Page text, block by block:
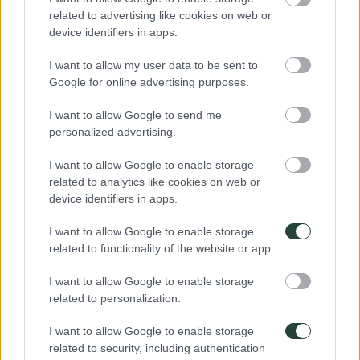
related to advertising like cookies on web or
device identifiers in apps.
I want to allow my user data to be sent to
Google for online advertising purposes.
I want to allow Google to send me
personalized advertising.
I want to allow Google to enable storage
related to analytics like cookies on web or
device identifiers in apps.
I want to allow Google to enable storage
related to functionality of the website or app.
I want to allow Google to enable storage
related to personalization.
I want to allow Google to enable storage
related to security, including authentication
mejor opción siempre es caminar; dejar la guía en casa y callejear sin
miedo a perdernos, parando cuando nos apetezca y preguntando a
los locales por los sitios más interesantes. También podemos alquilar
largas, es preferible usar el transporte público en vez de un coche
privado. Así podremos admirar mejor el paisaje y hacer unturismo
más responsable.
una parada en cualquier pueblo agradable que encuentres en tu ruta.
Y si el tren o el autobús que esperas se retrasan, ¡aprovecha la
oportunidad y disfruta tranquilamente de un buen café!
Tu dirección de correo electrónico no será publicada.